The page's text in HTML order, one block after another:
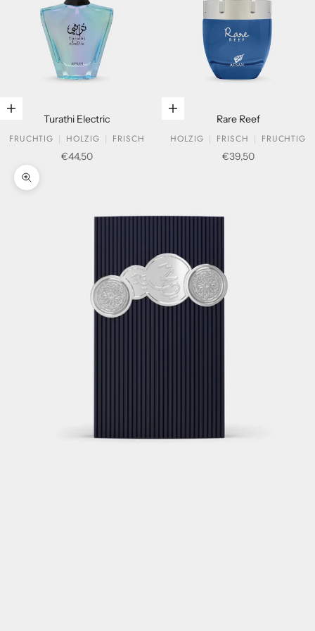
In den Warenkorb legen
Turathi Electric
FRUCHTIG
HOLZIG
FRISCH
Verkaufspreis
€44,50
In den Warenkorb legen
Rare Reef
HOLZIG
FRISCH
FRUCHTIG
Verkaufspreis
€39,50
Bild vergrößern